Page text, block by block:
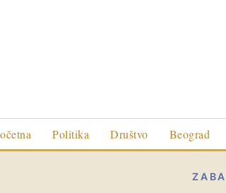
Politika Društvo Beograd